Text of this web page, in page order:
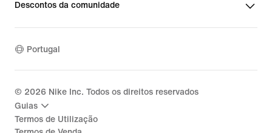
Descontos da comunidade
Portugal
© 2026 Nike Inc. Todos os direitos reservados
Guias
Termos de Utilização